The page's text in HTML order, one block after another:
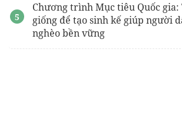
Chương trình Mục tiêu Quốc gia:
giống để tạo sinh kế giúp người
nghèo bền vững